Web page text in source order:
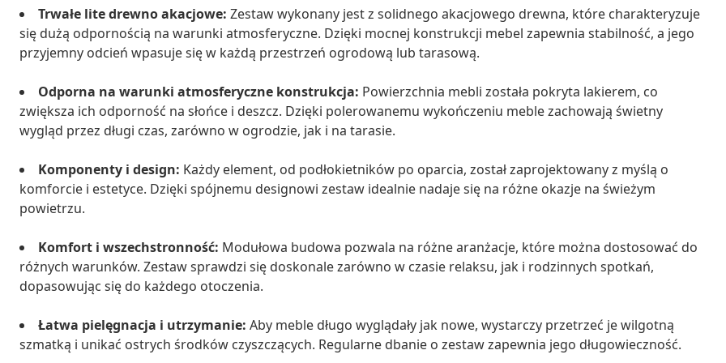
Trwałe lite drewno akacjowe: Zestaw wykonany jest z solidnego akacjowego drewna, które charakteryzuje
się dużą odpornością na warunki atmosferyczne. Dzięki mocnej konstrukcji mebel zapewnia stabilność, a jego
przyjemny odcień wpasuje się w każdą przestrzeń ogrodową lub tarasową.
Odporna na warunki atmosferyczne konstrukcja: Powierzchnia mebli została pokryta lakierem, co
zwiększa ich odporność na słońce i deszcz. Dzięki polerowanemu wykończeniu meble zachowają świetny
wygląd przez długi czas, zarówno w ogrodzie, jak i na tarasie.
Komponenty i design: Każdy element, od podłokietników po oparcia, został zaprojektowany z myślą o
komforcie i estetyce. Dzięki spójnemu designowi zestaw idealnie nadaje się na różne okazje na świeżym
powietrzu.
Komfort i wszechstronność: Modułowa budowa pozwala na różne aranżacje, które można dostosować do
różnych warunków. Zestaw sprawdzi się doskonale zarówno w czasie relaksu, jak i rodzinnych spotkań,
dopasowując się do każdego otoczenia.
Łatwa pielęgnacja i utrzymanie: Aby meble długo wyglądały jak nowe, wystarczy przetrzeć je wilgotną
szmatką i unikać ostrych środków czyszczących. Regularne dbanie o zestaw zapewnia jego długowieczność.